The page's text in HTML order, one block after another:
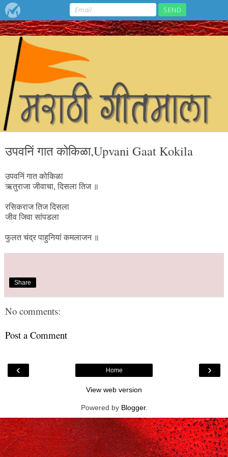
उपवनिं गात कोकिळा,Upvani Gaat Kokila
उपवनिं गात कोकिळा
ऋतुराजा जीवाचा, दिसला तिज ॥
रसिकराज तिज दिसला
जीव जिवा सांपडला
फुलत चंद्र पाहुनियां कमलाजन ॥
Share
No comments:
Post a Comment
‹ ›
Home
View web version
Powered by Blogger.